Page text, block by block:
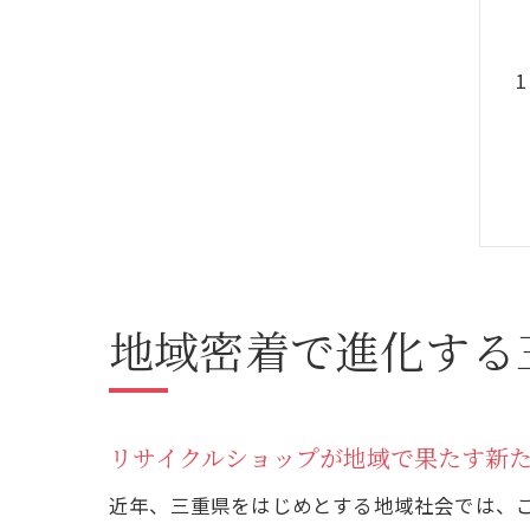
地域密着で進化す
リサイクルショップが地域で果たす新
近年、三重県をはじめとする地域社会では、